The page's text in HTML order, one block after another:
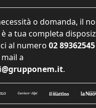
o domanda, il
a tua completa
al numero 02 89362545
a
.